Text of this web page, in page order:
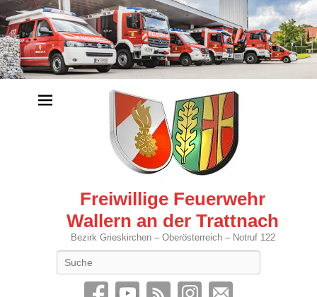
Freiwillige Feuerwehr
Wallern an der Trattnach
Bezirk Grieskirchen – Oberösterreich – Notruf 122